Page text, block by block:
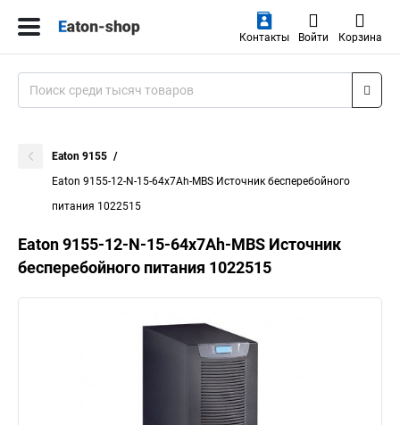
Контакты Войти Корзина
Eaton 9155
Eaton 9155-12-N-15-64x7Ah-MBS Источник бесперебойного
питания 1022515
Eaton 9155-12-N-15-64x7Ah-MBS Источник
бесперебойного питания 1022515